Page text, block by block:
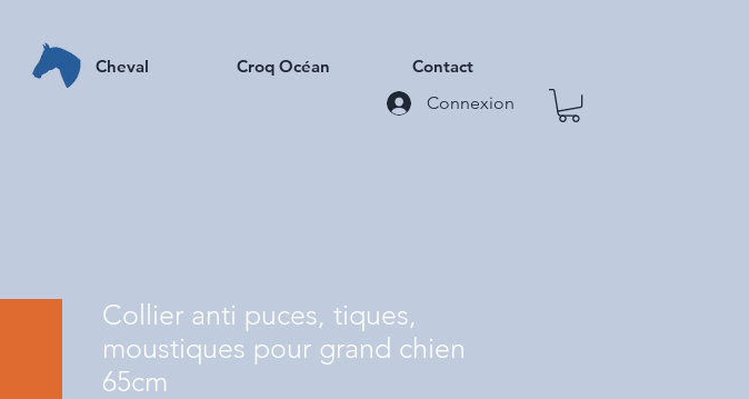
Connexion
Cheval Croq Océan Contact
Collier anti puces, tiques,
moustiques pour grand chien
65cm